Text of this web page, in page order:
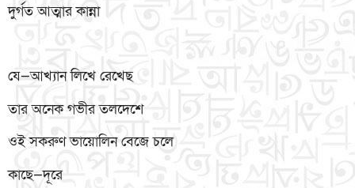
দুর্গত আত্মার কান্না
যে—আখ্যান লিখে রেখেছ
তার অনেক গভীর তলদেশে
ওই সকরুণ ভায়োলিন বেজে চলে
কাছে—দূরে